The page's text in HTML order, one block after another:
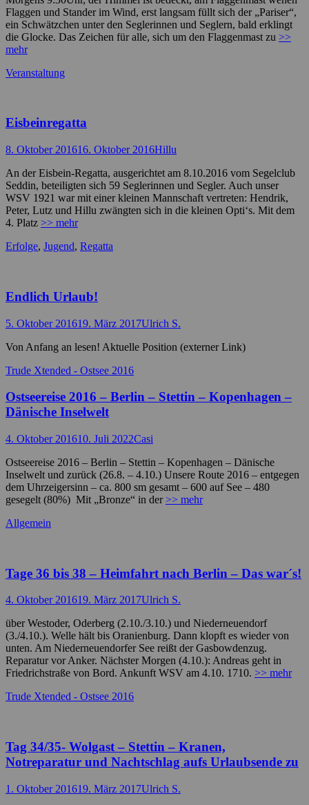
Flaggen und Stander im Wind, erst langsam füllt sich der „Pariser“,
ein Schwätzchen unter den Seglerinnen und Seglern, bald erklingt
die Glocke. Das Zeichen für alle, sich um den Flaggenmast zu >>
mehr
Kategorien
Veranstaltung
Eisbeinregatta
Posted
8. Oktober 201616. Oktober 2016Autor
Hillu
An der Eisbein-Regatta, ausgerichtet am 8.10.2016 vom Segelclub
Seddin, beteiligten sich 59 Seglerinnen und Segler. Auch unser
WSV 1921 war mit einer kleinen Mannschaft vertreten: Hendrik,
Peter, Lutz und Hillu zwängten sich in die kleinen Opti‘s. Mit dem
4. Platz >> mehr
Kategorien
Erfolge, Jugend, Regatta
Endlich Urlaub!
Posted
5. Oktober 201619. März 2017Autor
Ulrich S.
Von Anfang an lesen! Aktuelle Position (externer Link)
Kategorien
Trude Xtended - Ostsee 2016
Ostseereise 2016 – Berlin – Stettin – Kopenhagen –
Dänische Inselwelt
Posted
4. Oktober 201610. Juli 2022Autor
Casi
Ostseereise 2016 – Berlin – Stettin – Kopenhagen – Dänische
Inselwelt und zurück (26.8. – 4.10.) Unsere Route 2016 – entgegen
dem Uhrzeigersinn – ca. 800 sm gesamt – 600 auf See – 480
gesegelt (80%) Mit „Bronze“ in der >> mehr
Kategorien
Allgemein
Tage 36 bis 38 – Heimfahrt nach Berlin – Das war´s!
Posted
4. Oktober 201619. März 2017Autor
Ulrich S.
über Westoder, Oderberg (2.10./3.10.) und Niederneuendorf
(3./4.10.). Welle hält bis Oranienburg. Dann klopft es wieder von
unten. Am Niederneuendorfer See reißt der Gasbowdenzug.
Reparatur vor Anker. Nächster Morgen (4.10.): Andreas geht in
Friedrichstraße von Bord. Ankunft WSV am 4.10. 1710. >> mehr
Kategorien
Trude Xtended - Ostsee 2016
Tag 34/35- Wolgast – Stettin – Kranen,
Notreparatur und Nachtschlag aufs Urlaubsende zu
Posted
1. Oktober 201619. März 2017Autor
Ulrich S.